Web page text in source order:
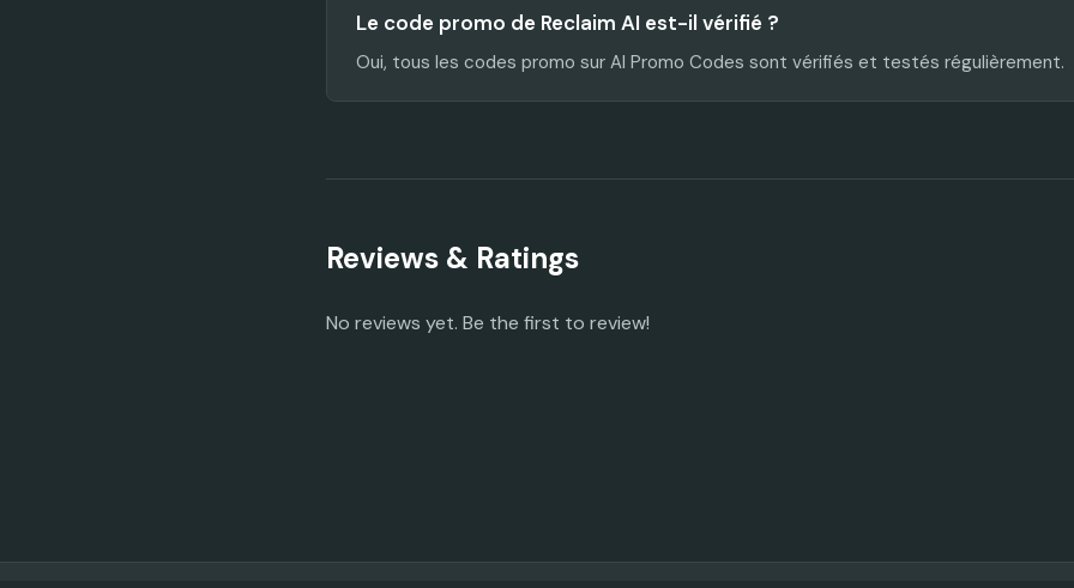
Le code promo de Reclaim AI est-il vérifié ?
Oui, tous les codes promo sur AI Promo Codes sont vérifiés et testés régulièrement.
Reviews & Ratings
No reviews yet. Be the first to review!